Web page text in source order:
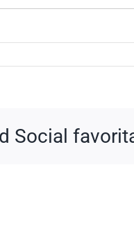
Social